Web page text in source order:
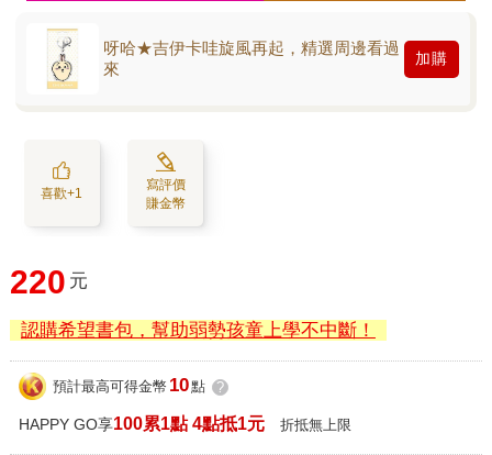
呀哈★吉伊卡哇旋風再起，精選周邊看過
來
加購
喜歡+1
寫評價
賺金幣
220 元
認購希望書包，幫助弱勢孩童上學不中斷！
預計最高可得金幣 10點 ?
HAPPY GO享100累1點 4點抵1元 折抵無上限